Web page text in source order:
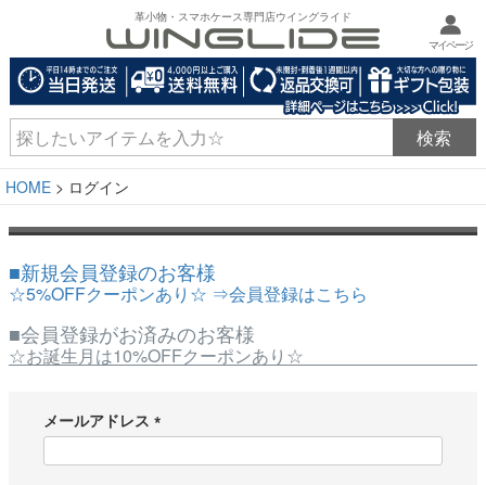
革小物・スマホケース専門店ウイングライド
マイページ
HOME ログイン
■新規会員登録のお客様
☆5%OFFクーポンあり☆ ⇒会員登録はこちら
■会員登録がお済みのお客様
☆お誕生月は10%OFFクーポンあり☆
メールアドレス
必